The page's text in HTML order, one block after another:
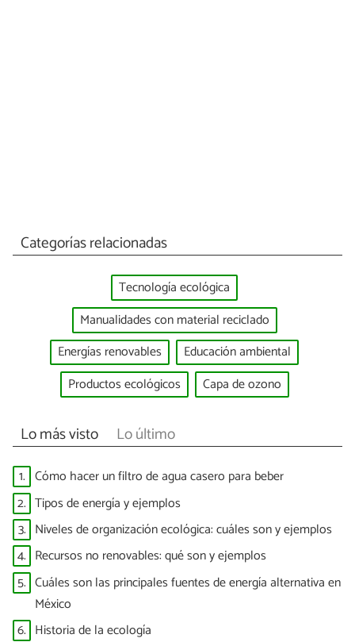
Categorías relacionadas
Tecnología ecológica
Manualidades con material reciclado
Energías renovables
Educación ambiental
Productos ecológicos
Capa de ozono
Lo más visto Lo último
1. Cómo hacer un filtro de agua casero para beber
2. Tipos de energía y ejemplos
3. Niveles de organización ecológica: cuáles son y ejemplos
4. Recursos no renovables: qué son y ejemplos
5. Cuáles son las principales fuentes de energía alternativa en
México
6. Historia de la ecología